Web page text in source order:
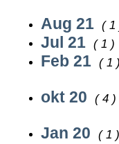
Aug 21 ( 1
Jul 21 ( 1 )
Feb 21 ( 1
okt 20 ( 4 )
Jan 20 ( 1 )